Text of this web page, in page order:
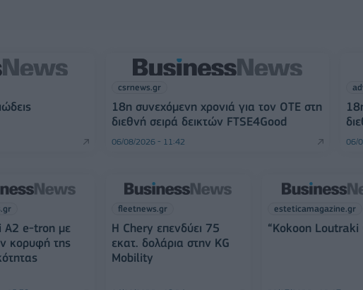
csrnews.gr
18η συνεχόμενη χρονιά για τον ΟΤΕ στη
διεθνή σειρά δεικτών FTSE4Good
06/08/2026 - 11:42 06/
A2 e-tron με
κορυφή της
fleetnews.gr
Η Chery επενδύει 75
εκατ. δολάρια στην KG
Mobility
esteticamagazine.gr
“Kokoon Loutraki